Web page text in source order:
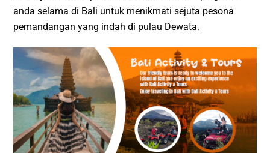
anda selama di Bali untuk menikmati sejuta pesona
pemandangan yang indah di pulau Dewata.